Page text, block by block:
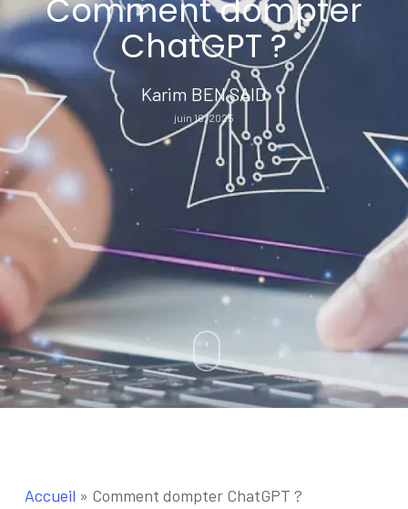
Comment dompter
ChatGPT ?
Karim BEN SAID
juin 16, 2025
Accueil » Comment dompter ChatGPT ?